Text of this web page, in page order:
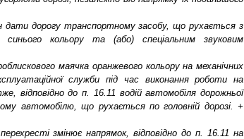
дати дорогу транспортному засобу, що рухається з
синього кольору та (або) спеціальним звуковим
маячка оранжевого кольору на механічних
служби під час виконання роботи на
відповідно до п. 16.11 водій автомобіля дорожньої
автомобілю, що рухається по головній дорозі. +
змінює напрямок, відповідно до п. 16.11 на